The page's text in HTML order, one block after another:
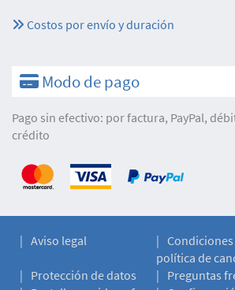
Costos por envío y duración
Modo de pago
Pago sin efectivo: por factura, PayPal,
crédito
Aviso legal
política de
Protección de datos
Preguntas